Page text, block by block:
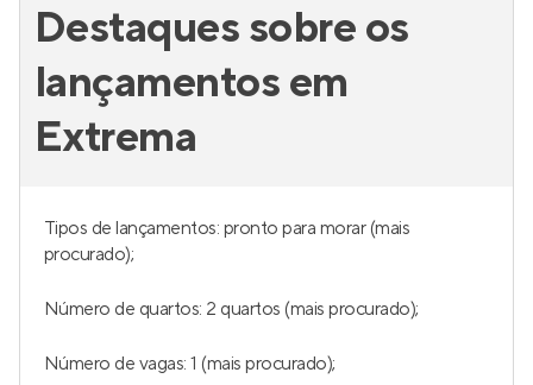
Destaques sobre os
lançamentos em
Extrema
Tipos de lançamentos: pronto para morar (mais
procurado);
Número de quartos: 2 quartos (mais procurado);
Número de vagas: 1 (mais procurado);